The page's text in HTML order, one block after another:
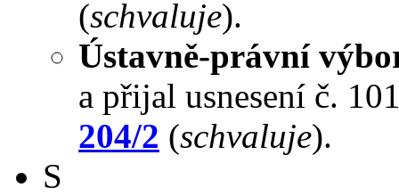
(schvaluje).
Ústavně-právní
a přijal usnesení č.
204/2 (schvaluje).
S